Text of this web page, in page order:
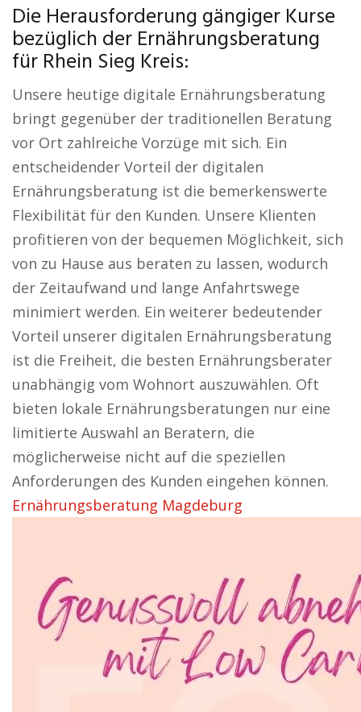
Die Herausforderung gängiger Kurse
bezüglich der Ernährungsberatung
für Rhein Sieg Kreis:
Unsere heutige digitale Ernährungsberatung
bringt gegenüber der traditionellen Beratung
vor Ort zahlreiche Vorzüge mit sich. Ein
entscheidender Vorteil der digitalen
Ernährungsberatung ist die bemerkenswerte
Flexibilität für den Kunden. Unsere Klienten
profitieren von der bequemen Möglichkeit, sich
von zu Hause aus beraten zu lassen, wodurch
der Zeitaufwand und lange Anfahrtswege
minimiert werden. Ein weiterer bedeutender
Vorteil unserer digitalen Ernährungsberatung
ist die Freiheit, die besten Ernährungsberater
unabhängig vom Wohnort auszuwählen. Oft
bieten lokale Ernährungsberatungen nur eine
limitierte Auswahl an Beratern, die
möglicherweise nicht auf die speziellen
Anforderungen des Kunden eingehen können.
Ernährungsberatung Magdeburg